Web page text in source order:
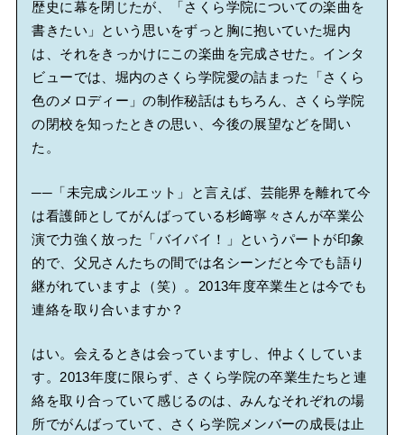
歴史に幕を閉じたが、「さくら学院についての楽曲を
書きたい」という思いをずっと胸に抱いていた堀内
は、それをきっかけにこの楽曲を完成させた。インタ
ビューでは、堀内のさくら学院愛の詰まった「さくら
色のメロディー」の制作秘話はもちろん、さくら学院
の閉校を知ったときの思い、今後の展望などを聞い
た。
──「未完成シルエット」と言えば、芸能界を離れて今
は看護師としてがんばっている杉﨑寧々さんが卒業公
演で力強く放った「バイバイ！」というパートが印象
的で、父兄さんたちの間では名シーンだと今でも語り
継がれていますよ（笑）。2013年度卒業生とは今でも
連絡を取り合いますか？
はい。会えるときは会っていますし、仲よくしていま
す。2013年度に限らず、さくら学院の卒業生たちと連
絡を取り合っていて感じるのは、みんなそれぞれの場
所でがんばっていて、さくら学院メンバーの成長は止